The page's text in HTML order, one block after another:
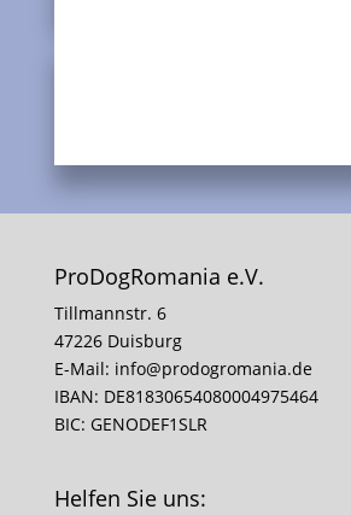
ProDogRomania e.V.
Tillmannstr. 6
47226 Duisburg
E-Mail: info@prodogromania.de
IBAN: DE81830654080004975464
BIC: GENODEF1SLR
Helfen Sie uns: